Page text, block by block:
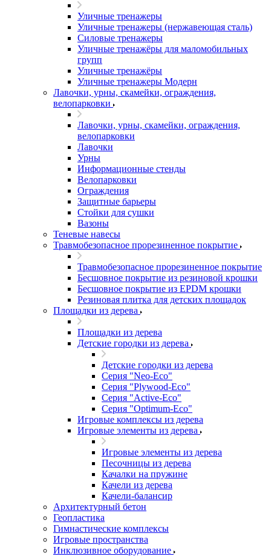
Уличные тренажеры
Уличные тренажеры (нержавеющая сталь)
Силовые тренажеры
Уличные тренажёры для маломобильных
групп
Уличные тренажёры
Уличные тренажеры Модерн
Лавочки, урны, скамейки, ограждения,
велопарковки
Лавочки, урны, скамейки, ограждения,
велопарковки
Лавочки
Урны
Информационные стенды
Велопарковки
Ограждения
Защитные барьеры
Стойки для сушки
Вазоны
Теневые навесы
Травмобезопасное прорезиненное покрытие
Травмобезопасное прорезиненное покрытие
Бесшовное покрытие из резиновой крошки
Бесшовное покрытие из EPDM крошки
Резиновая плитка для детских площадок
Площадки из дерева
Площадки из дерева
Детские городки из дерева
Детские городки из дерева
Серия "Neo-Eco"
Серия "Plywood-Eco"
Серия "Active-Eco"
Серия "Оptimum-Еco"
Игровые комплексы из дерева
Игровые элементы из дерева
Игровые элементы из дерева
Песочницы из дерева
Качалки на пружине
Качели из дерева
Качели-балансир
Архитектурный бетон
Геопластика
Гимнастические комплексы
Игровые пространства
Инклюзивное оборудование